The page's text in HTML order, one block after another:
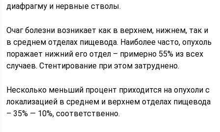
диафрагму и нервные стволы.
Очаг болезни возникает как в верхнем, нижнем, так и
в среднем отделах пищевода. Наиболее часто, опухоль
поражает нижний его отдел – примерно 55% из всех
случаев. Стентирование при этом затруднено.
Несколько меньший процент приходится на опухоли с
локализацией в среднем и верхнем отделах пищевода
– 35% — 10%, соответственно.